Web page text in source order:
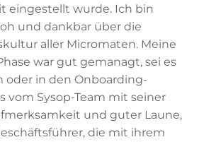
eingestellt wurde. Ich bin
und dankbar über die
aller Micromaten. Meine
war gut gemanagt, sei es
oder in den Onboarding-
vom Sysop-Team mit seiner
und guter Laune,
die mit ihrem